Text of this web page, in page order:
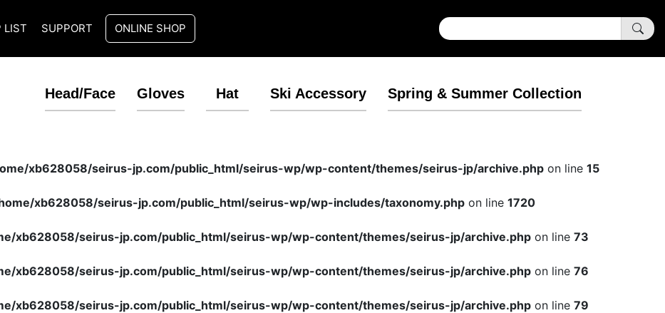
LIST SUPPORT ONLINE SHOP
Head/Face Gloves Hat Ski Accessory Spring & Summer Collection
xb628058/seirus-jp.com/public_html/seirus-wp/wp-content/themes/seirus-jp/archive.php on line 15
xb628058/seirus-jp.com/public_html/seirus-wp/wp-includes/taxonomy.php on line 1720
xb628058/seirus-jp.com/public_html/seirus-wp/wp-content/themes/seirus-jp/archive.php on line 73
xb628058/seirus-jp.com/public_html/seirus-wp/wp-content/themes/seirus-jp/archive.php on line 76
xb628058/seirus-jp.com/public_html/seirus-wp/wp-content/themes/seirus-jp/archive.php on line 79